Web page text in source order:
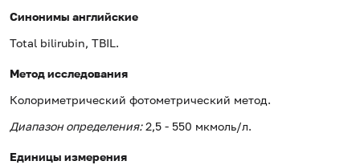
Синонимы английские
Total bilirubin, TBIL.
Метод исследования
Колориметрический фотометрический метод.
Диапазон определения:2,5 ‑ 550 мкмоль/л.
Единицы измерения